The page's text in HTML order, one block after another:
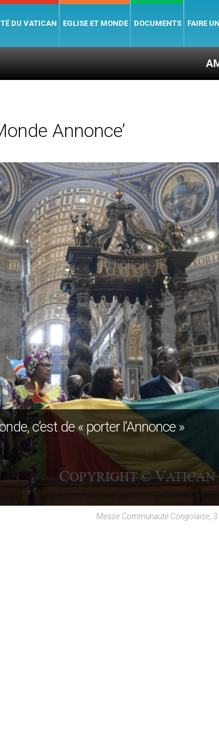
DU VATICAN EGLISE ET MONDE DOCUMENTS FAIRE
AMEN : des
Annonce’
c’est de « porter l’Annonce »
Messe Communauté Congolaise,